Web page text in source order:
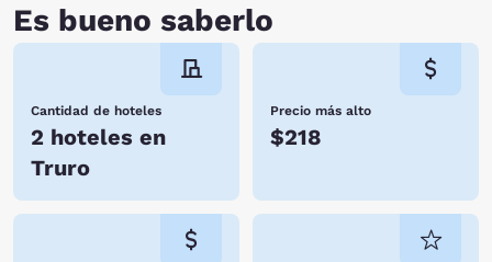
Es bueno saberlo
Cantidad de hoteles
2 hoteles en
Truro
Precio más alto
$218